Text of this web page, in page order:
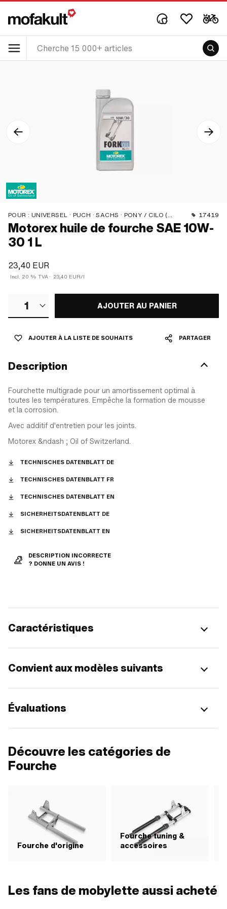
POUR : UNIVERSEL · PUCH · SACHS · PONY / CILO (BÊTA 521 & 512) · PIAGGIO · ZÜNDAPP BELMONDO · TOMOS · BYE BIKE · HONDA · HERCULES · PEUGEOT 17419
Motorex huile de fourche SAE 10W-
30 1 L
23,40 EUR
Incl. 20 % TVA · 23,40 EUR/l
1 AJOUTER AU PANIER
AJOUTER À LA LISTE DE SOUHAITS PARTAGER
Description
Fourchette multigrade pour un amortissement optimal à
toutes les températures. Empêche la formation de mousse
et la corrosion.
Avec additif d'entretien pour les joints.
Motorex &ndash ; Oil of Switzerland.
TECHNISCHES DATENBLATT DE
TECHNISCHES DATENBLATT FR
TECHNISCHES DATENBLATT EN
SICHERHEITSDATENBLATT DE
SICHERHEITSDATENBLATT EN
DESCRIPTION INCORRECTE
? DONNE UN AVIS !
Caractéristiques
Convient aux modèles suivants
Évaluations
Découvre les catégories de
Fourche
Fourche d'origine
Fourche tuning &
accessoires
Les fans de mobylette aussi acheté